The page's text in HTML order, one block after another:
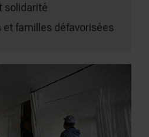
solidarité
et familles défavorisées